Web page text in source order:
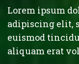
Lorem ipsum
adipiscing elit,
euismod
aliquam erat